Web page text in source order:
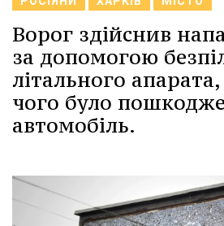
Ворог здійснив
за допомогою
літального
чого було
автомобіль.